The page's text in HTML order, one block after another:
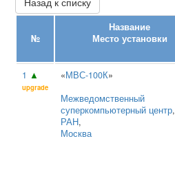
№
Название
Место установки
1 ▲
upgrade
«МВС-100К»
Межведомственный
суперкомпьютерный центр,
РАН,
Москва